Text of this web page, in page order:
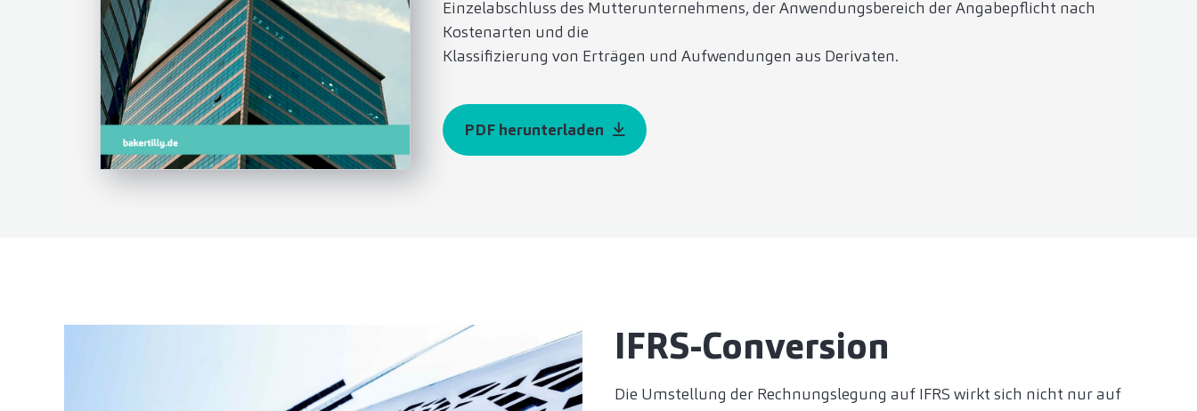
Einzelabschluss des Mutterunternehmens, der Anwendungsbereich der Angabepflicht nach
Kostenarten und die
Klassifizierung von Erträgen und Aufwendungen aus Derivaten.
PDF herunterladen
IFRS-Conversion
Die Umstellung der Rechnungslegung auf IFRS wirkt sich nicht nur auf